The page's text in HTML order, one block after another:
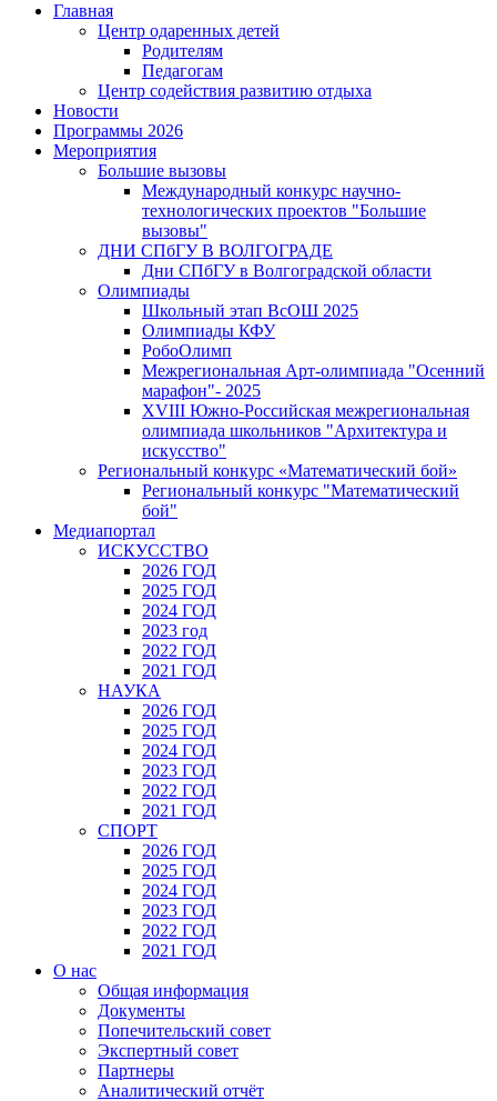
Главная
Центр одаренных детей
Родителям
Педагогам
Центр содействия развитию отдыха
Новости
Программы 2026
Мероприятия
Большие вызовы
Международный конкурс научно-
технологических проектов "Большие
вызовы"
ДНИ СПбГУ В ВОЛГОГРАДЕ
Дни СПбГУ в Волгоградской области
Олимпиады
Школьный этап ВсОШ 2025
Олимпиады КФУ
РобоОлимп
Межрегиональная Арт-олимпиада "Осенний
марафон"- 2025
XVIII Южно-Российская межрегиональная
олимпиада школьников "Архитектура и
искусство"
Региональный конкурс «Математический бой»
Региональный конкурс "Математический
бой"
Медиапортал
ИСКУССТВО
2026 ГОД
2025 ГОД
2024 ГОД
2023 год
2022 ГОД
2021 ГОД
НАУКА
2026 ГОД
2025 ГОД
2024 ГОД
2023 ГОД
2022 ГОД
2021 ГОД
СПОРТ
2026 ГОД
2025 ГОД
2024 ГОД
2023 ГОД
2022 ГОД
2021 ГОД
О нас
Общая информация
Документы
Попечительский совет
Экспертный совет
Партнеры
Аналитический отчёт